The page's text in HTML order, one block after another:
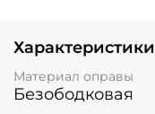
Характеристики
Материал оправы
Безободковая